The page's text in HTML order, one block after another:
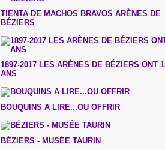
TIENTA DE MACHOS BRAVOS ARÈNES DE
BÉZIERS
1897-2017 LES ARÈNES DE BÉZIERS ONT
ANS
BOUQUINS A LIRE...OU OFFRIR
BÉZIERS - MUSÉE TAURIN